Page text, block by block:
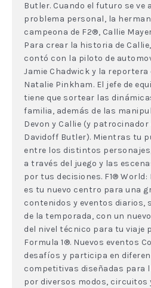
Butler. Cuando el futuro se ve
problema personal, la
campeona de F2®, Callie
Para crear la historia de
contó con la piloto de
Jamie Chadwick y la reportera
Natalie Pinkham. El jefe de
tiene que sortear las
familia, además de las
Devon y Callie (y patrocinador
Davidoff Butler). Mientras tu
entre los distintos
a través del juego y las
por tus decisiones. F1® World:
es tu nuevo centro para una
contenidos y eventos diarios,
de la temporada, con un
del nivel técnico para tu viaje
Formula 1®. Nuevos eventos
desafíos y participa en
competitivas diseñadas para
por diversos modos, circuitos